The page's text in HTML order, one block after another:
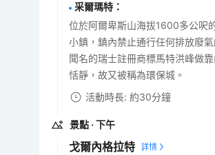
采爾瑪特 ：
位於阿爾卑斯山海拔1600多公呎
小鎮，鎮內禁止通行任何排放廢
聞名的瑞士註冊商標馬特洪峰做
恬靜，故又被稱為環保城。
活動時長: 約30分鐘
景點 · 下午
戈爾內格拉特